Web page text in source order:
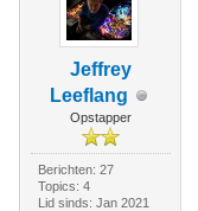
Jeffrey
Leeflang
Opstapper
Berichten: 27
Topics: 4
Lid sinds: Jan 2021